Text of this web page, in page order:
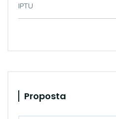
IPTU
Proposta